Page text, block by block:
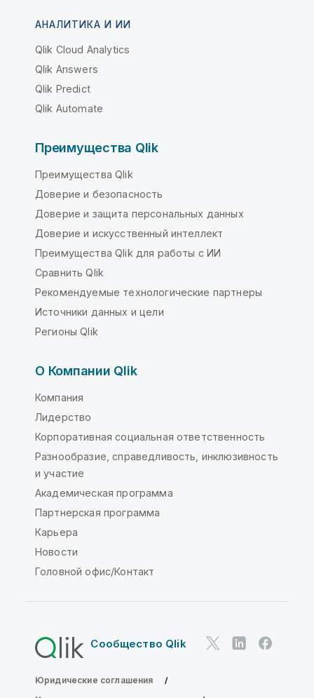
АНАЛИТИКА И ИИ
Qlik Cloud Analytics
Qlik Answers
Qlik Predict
Qlik Automate
Преимущества Qlik
Преимущества Qlik
Доверие и безопасность
Доверие и защита персональных данных
Доверие и искусственный интеллект
Преимущества Qlik для работы с ИИ
Сравнить Qlik
Рекомендуемые технологические партнеры
Источники данных и цели
Регионы Qlik
О Компании Qlik
Компания
Лидерство
Корпоративная социальная ответственность
Разнообразие, справедливость, инклюзивность
и участие
Академическая программа
Партнерская программа
Карьера
Новости
Головной офис/Контакт
Сообщество Qlik
Юридические соглашения